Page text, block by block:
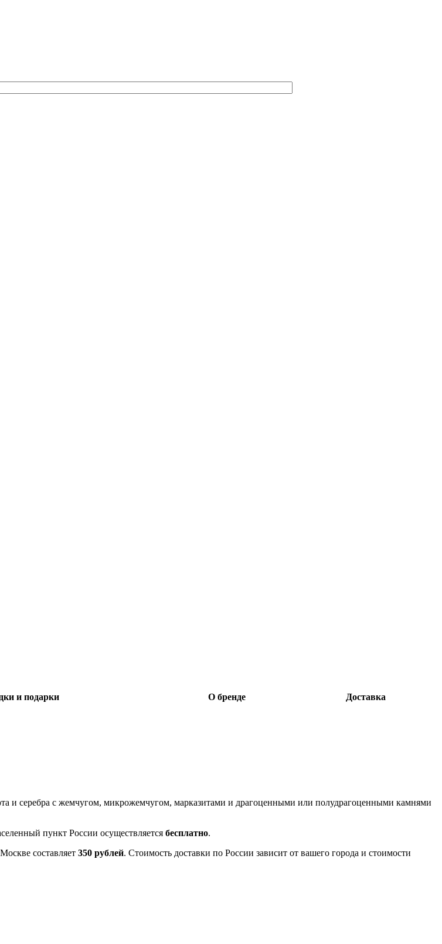
и подарки О бренде
Доставка
и серебра с жемчугом, микрожемчугом, марказитами и драгоценными или полудрагоценными камнями
пункт России осуществляется бесплатно.
составляет 350 рублей. Стоимость доставки по России зависит от вашего города и стоимости